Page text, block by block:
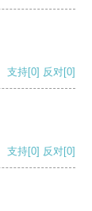
支持[0] 反对[0]
支持[0] 反对[0]